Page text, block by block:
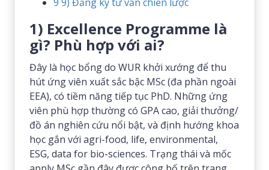
1) Excellence Programme là
gì? Phù hợp với ai?
Đây là học bổng do WUR khởi xướng để thu
hút ứng viên xuất sắc bậc MSc (đa phần ngoài
EEA), có tiềm năng tiếp tục PhD. Những ứng
viên phù hợp thường có GPA cao, giải thưởng/
đồ án nghiên cứu nổi bật, và định hướng khoa
học gắn với agri-food, life, environmental,
ESG, data for bio-sciences. Trạng thái và mốc